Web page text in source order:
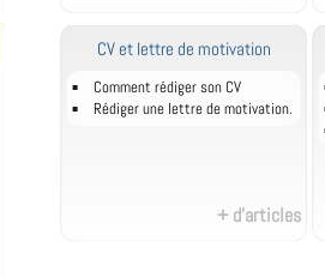
CV et lettre de motivation
Comment rédiger son CV
Rédiger une lettre de motivation.
+ d'articles